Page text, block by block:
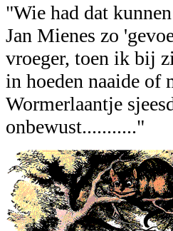
"Wie had dat
Jan Mienes zo
vroeger, toen ik bij
in hoeden naaide of
Wormerlaantje
onbewust..........."